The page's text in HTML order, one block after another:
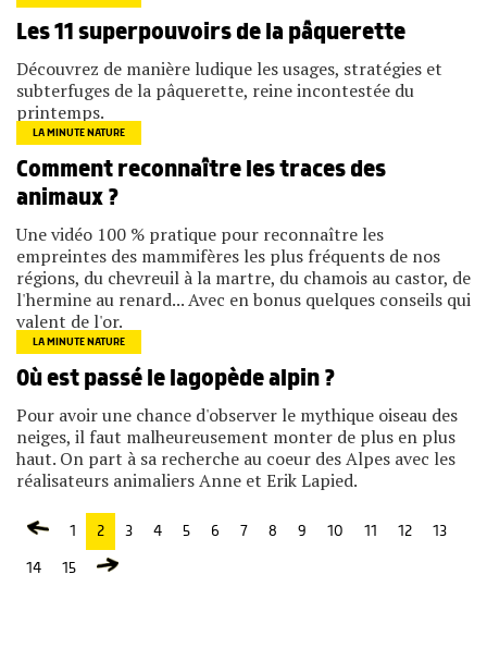
Les 11 superpouvoirs de la pâquerette
Découvrez de manière ludique les usages, stratégies et
subterfuges de la pâquerette, reine incontestée du
printemps.
LA MINUTE NATURE
Comment reconnaître les traces des
animaux ?
Une vidéo 100 % pratique pour reconnaître les
empreintes des mammifères les plus fréquents de nos
régions, du chevreuil à la martre, du chamois au castor, de
l'hermine au renard... Avec en bonus quelques conseils qui
valent de l'or.
LA MINUTE NATURE
Où est passé le lagopède alpin ?
Pour avoir une chance d'observer le mythique oiseau des
neiges, il faut malheureusement monter de plus en plus
haut. On part à sa recherche au coeur des Alpes avec les
réalisateurs animaliers Anne et Erik Lapied.
1 2 3 4 5 6 7 8 9 10 11 12 13
14 15